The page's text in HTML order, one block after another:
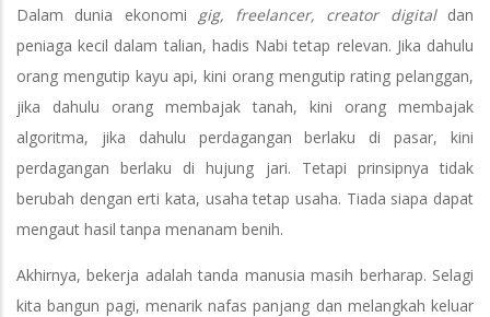
Dalam dunia ekonomi gig, freelancer, creator digitaldan
peniaga kecil dalam talian, hadis Nabi tetap relevan. Jika dahulu
orang mengutip kayu api, kini orang mengutip rating pelanggan,
jika dahulu orang membajak tanah, kini orang membajak
algoritma, jika dahulu perdagangan berlaku di pasar, kini
perdagangan berlaku di hujung jari. Tetapi prinsipnya tidak
berubah dengan erti kata, usaha tetap usaha. Tiada siapa dapat
mengaut hasil tanpa menanam benih.
Akhirnya, bekerja adalah tanda manusia masih berharap. Selagi
kita bangun pagi, menarik nafas panjang dan melangkah keluar